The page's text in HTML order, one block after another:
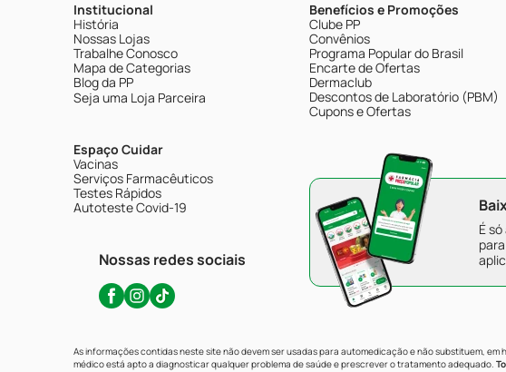
Institucional
História
Nossas Lojas
Trabalhe Conosco
Mapa de Categorias
Blog da PP
Seja uma Loja Parceira
Espaço Cuidar
Vacinas
Serviços Farmacêuticos
Testes Rápidos
Autoteste Covid-19
Nossas redes sociais
Benefícios e Promoções
Clube PP
Convênios
Programa Popular do Brasil
Encarte de Ofertas
Dermaclub
Descontos de Laboratório (PBM)
Cupons e Ofertas
É
As informações contidas neste site não devem ser usadas para automedicação e não substituem,
médico está apto a diagnosticar qualquer problema de saúde e prescrever o tratamento adequado.